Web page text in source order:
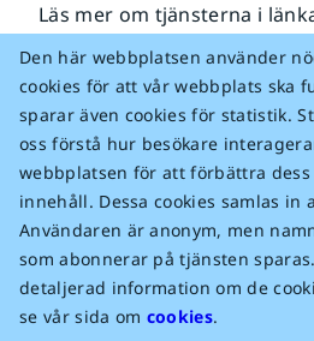
Läs mer om tjänsterna i
Professionella tjänster
Väderlarm
Byggväder
Flygväder
Försäkringsväder
Hemmafarvatten
Islast och
Den här webbplatsen använder
cookies för att vår webbplats ska
sparar även cookies för statistik.
oss förstå hur besökare
webbplatsen för att förbättra
innehåll. Dessa cookies samlas in
Användaren är anonym, men
som abonnerar på tjänsten
detaljerad information om de
se vår sida om cookies.